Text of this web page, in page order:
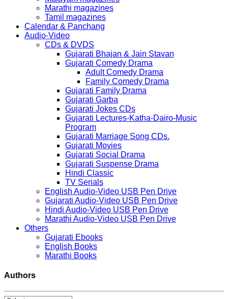
Marathi magazines
Tamil magazines
Calendar & Panchang
Audio-Video
CDs & DVDS
Gujarati Bhajan & Jain Stavan
Gujarati Comedy Drama
Adult Comedy Drama
Family Comedy Drama
Gujarati Family Drama
Gujarati Garba
Gujarati Jokes CDs
Gujarati Lectures-Katha-Dairo-Music
Program
Gujarati Marriage Song CDs.
Gujarati Movies
Gujarati Social Drama
Gujarati Suspense Drama
Hindi Classic
TV Serials
English Audio-Video USB Pen Drive
Gujarati Audio-Video USB Pen Drive
Hindi Audio-Video USB Pen Drive
Marathi Audio-Video USB Pen Drive
Others
Gujarati Ebooks
English Books
Marathi Books
Authors